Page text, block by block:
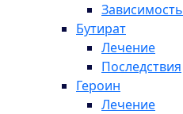
Зависимость
Бутират
Лечение
Последствия
Героин
Лечение